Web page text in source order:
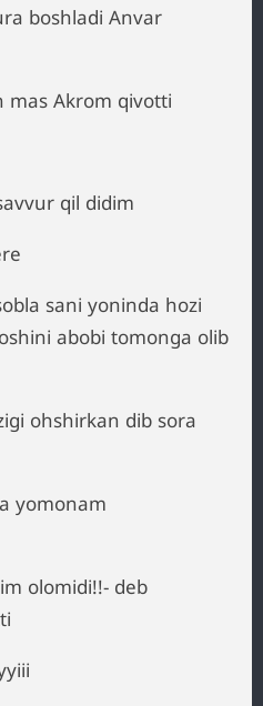
boshladi Anvar
mas Akrom qivotti
qil didim
sani yoninda hozi
abobi tomonga olib
ohshirkan dib sora
yomonam
olomidi!!- deb